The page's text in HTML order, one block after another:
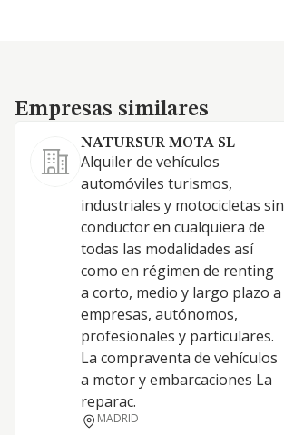
Empresas similares
Empresas similares
NATURSUR MOTA SL
Alquiler de vehículos
automóviles turismos,
industriales y motocicletas sin
conductor en cualquiera de
todas las modalidades así
como en régimen de renting
a corto, medio y largo plazo a
empresas, autónomos,
profesionales y particulares.
La compraventa de vehículos
a motor y embarcaciones La
reparac.
MADRID